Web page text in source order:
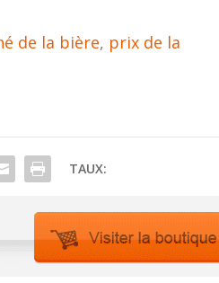
de la bière, prix de la
TAUX: